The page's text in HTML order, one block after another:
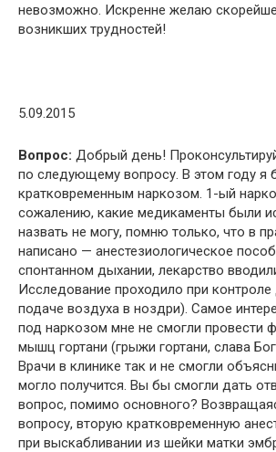
невозможно. Искренне желаю
возникших трудностей!
5.09.2015
Вопрос: Добрый день!
по следующему вопросу. В этом году я
кратковременным наркозом. 1-ый
сожалению, какие медикаменты были
назвать не могу, помню только, что в
написано — анестезиологическое
спонтанном дыхании, лекарство
Исследование проходило при контроле
подаче воздуха в ноздри). Самое
под наркозом мне не смогли провести
мышц гортани (грыжи гортани, слава
Врачи в клинике так и не смогли
могло получится. Вы бы смогли дать
вопрос, помимо основного?
вопросу, вторую кратковременную
при выскабливании из шейки матки